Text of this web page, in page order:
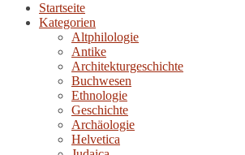
Startseite
Kategorien
Altphilologie
Antike
Architekturgeschichte
Buchwesen
Ethnologie
Geschichte
Archäologie
Helvetica